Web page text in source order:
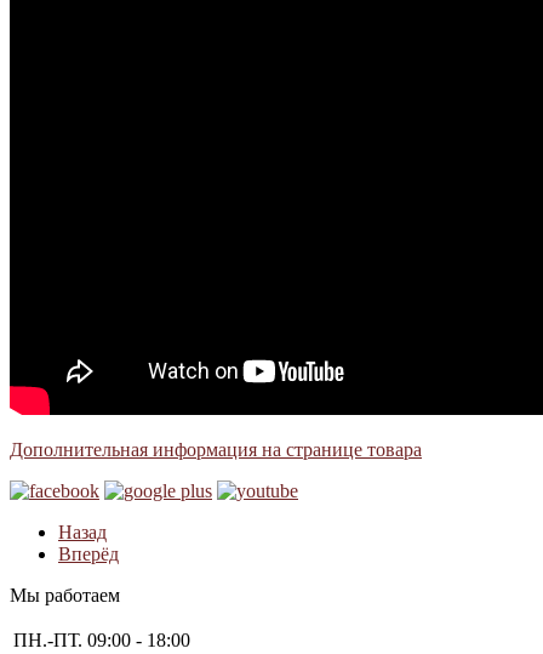
Дополнительная информация на странице товара
Назад
Вперёд
Мы работаем
ПН.-ПТ. 09:00 - 18:00